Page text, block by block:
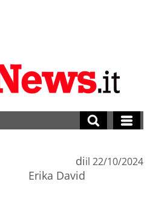
di
Erika David
il 22/10/2024